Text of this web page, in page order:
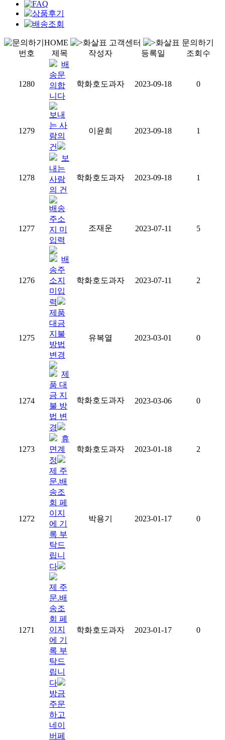
HOME 고객센터
문의하기
번호
제목 작성자 등록일 조회수
1280
배
송문
의합
니다
학화호도과자 2023-09-18 0
1279
보내
는 사
람의
건
이윤희 2023-09-18 1
1278
보
내는
사람
의 건
학화호도과자 2023-09-18 1
1277
배송
주소
지 미
입력
조재운 2023-07-11 5
1276
배
송주
소지
미입
력
학화호도과자 2023-07-11 2
1275
제품
대금
지불
방법
변경
유복열 2023-03-01 0
1274
제
품 대
금 지
불 방
법 변
경
학화호도과자 2023-03-06 0
1273
휴
면계
정
학화호도과자 2023-01-18 2
1272
제 주
문.배
송조
회 페
이지
에 기
록 부
탁드
립니
다
박용기 2023-01-17 0
1271
제 주
문.배
송조
회 페
이지
에 기
록 부
탁드
립니
다
학화호도과자 2023-01-17 0
방금
주문
하고
네이
버페